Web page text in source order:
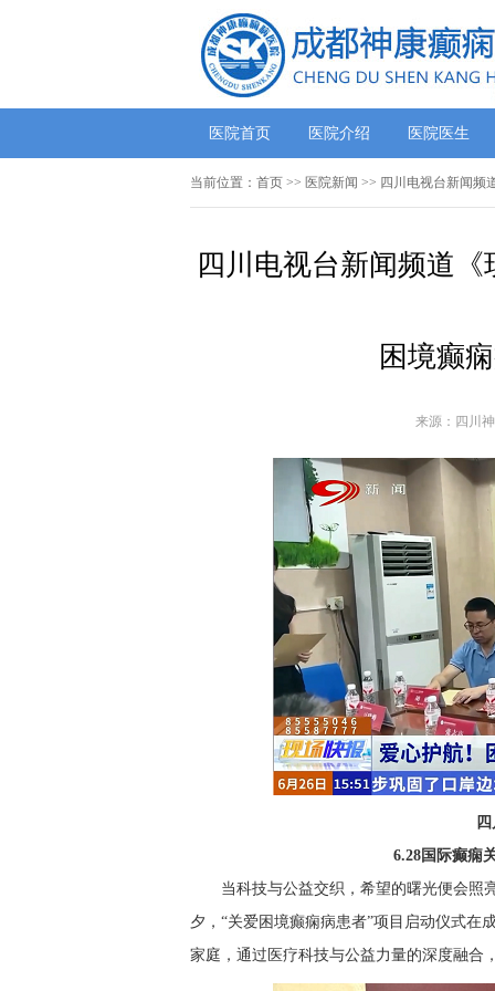
医院首页 医院介绍 医院医生
当前位置： 首页 >> 医院新闻 >> 四川电视台新闻频
四川电视台新闻频道
困境癫
来源：四川
6.28国际癫痫
当科技与公益交织，希望的曙光便会照
夕，“关爱困境癫痫病患者”项目启动仪式在
家庭，通过医疗科技与公益力量的深度融合